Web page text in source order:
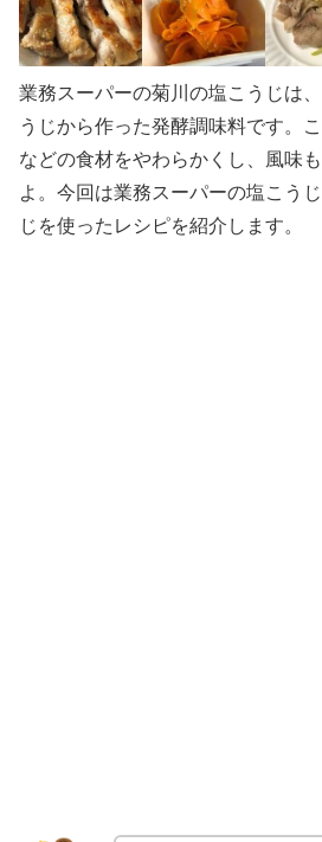
業務スーパーの菊川の塩こうじは
うじから作った発酵調味料です。
などの食材をやわらかくし、風味
よ。今回は業務スーパーの塩こう
じを使ったレシピを紹介します。